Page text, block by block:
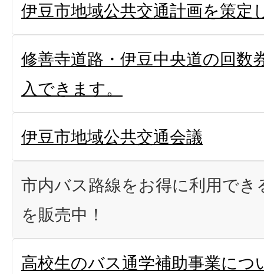
伊豆市地域公共交通計画を策定
修善寺道路・伊豆中央道の回数
入できます。
伊豆市地域公共交通会議
市内バス路線をお得に利用で
を販売中！
高校生のバス通学補助事業につ